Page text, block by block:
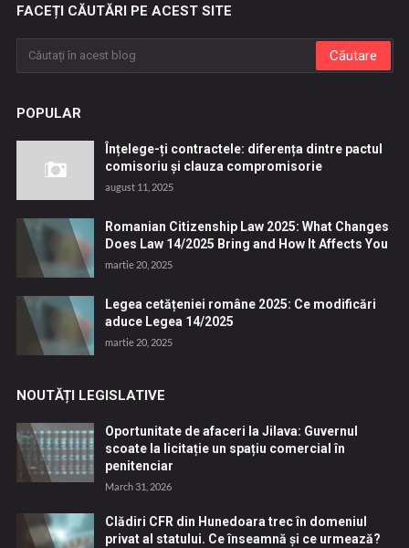
FACEȚI CĂUTĂRI PE ACEST SITE
POPULAR
Înțelege-ți contractele: diferența dintre pactul
comisoriu și clauza compromisorie
august 11, 2025
Romanian Citizenship Law 2025: What Changes
Does Law 14/2025 Bring and How It Affects You
martie 20, 2025
Legea cetățeniei române 2025: Ce modificări
aduce Legea 14/2025
martie 20, 2025
NOUTĂȚI LEGISLATIVE
Oportunitate de afaceri la Jilava: Guvernul
scoate la licitație un spațiu comercial în
penitenciar
March 31, 2026
Clădiri CFR din Hunedoara trec în domeniul
privat al statului. Ce înseamnă și ce urmează?